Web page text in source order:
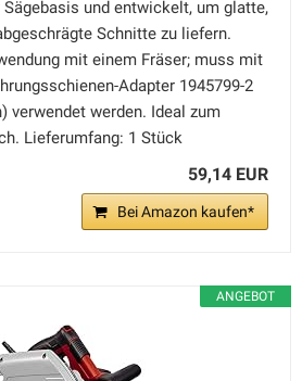
und entwickelt, um glatte,
Schnitte zu liefern.
mit einem Fräser; muss mit
Adapter 1945799-2
verwendet werden. Ideal zum
Lieferumfang: 1 Stück
59,14 EUR
Bei Amazon kaufen*
ANGEBOT